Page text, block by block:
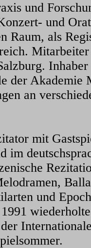
und
und
Raum, als
der Akademie
an
mit
im
und